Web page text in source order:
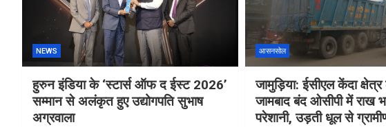
NEWS
हुरुन इंडिया के ‘स्टार्स ऑफ द ईस्ट 2026’
सम्मान से अलंकृत हुए उद्योगपति सुभाष
अग्रवाला
आसनसोल
जामुड़िया: ईसीएल केंदा
जामबाद बंद ओसीपी में राख
परेशानी, उड़ती धूल से